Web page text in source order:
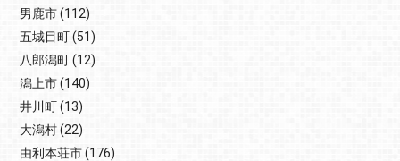
男鹿市(112)
五城目町(51)
八郎潟町(12)
潟上市(140)
井川町(13)
大潟村(22)
由利本荘市(176)